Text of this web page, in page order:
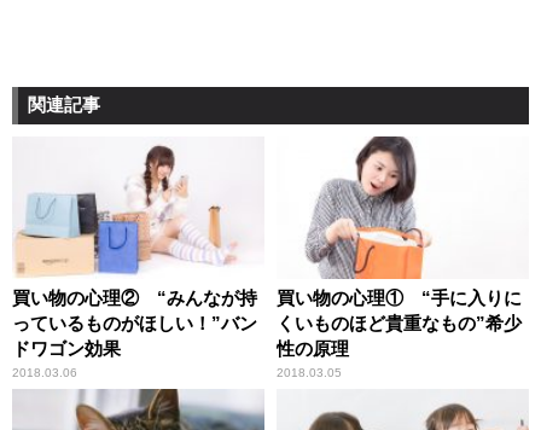
関連記事
買い物の心理② “みんなが持
っているものがほしい！”バン
ドワゴン効果
2018.03.06
買い物の心理① “手に入りに
くいものほど貴重なもの”希少
性の原理
2018.03.05